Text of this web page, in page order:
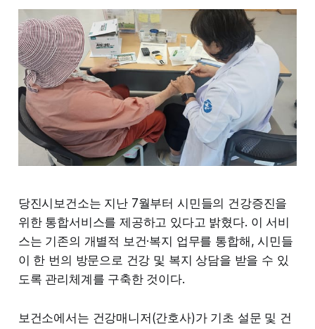
당진시보건소는 지난 7월부터 시민들의 건강증진을
위한 통합서비스를 제공하고 있다고 밝혔다. 이 서비
스는 기존의 개별적 보건·복지 업무를 통합해, 시민들
이 한 번의 방문으로 건강 및 복지 상담을 받을 수 있
도록 관리체계를 구축한 것이다.
보건소에서는 건강매니저(간호사)가 기초 설문 및 건